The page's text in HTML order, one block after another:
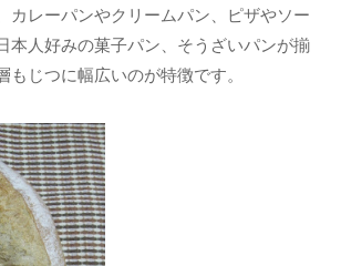
カレーパンやクリームパン、ピザやソー
本人好みの菓子パン、そうざいパンが揃
もじつに幅広いのが特徴です。